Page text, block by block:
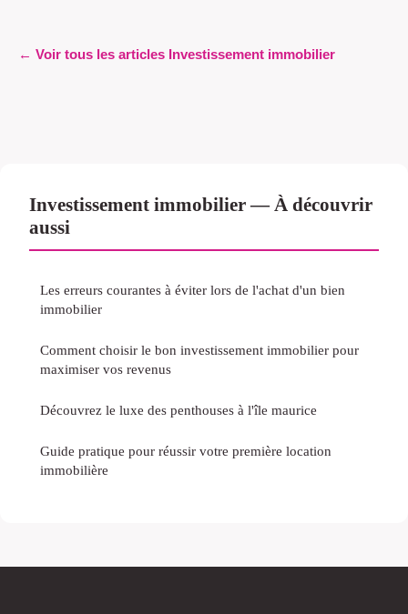
← Voir tous les articles Investissement immobilier
Investissement immobilier — À découvrir
aussi
Les erreurs courantes à éviter lors de l'achat d'un bien
immobilier
Comment choisir le bon investissement immobilier pour
maximiser vos revenus
Découvrez le luxe des penthouses à l'île maurice
Guide pratique pour réussir votre première location
immobilière